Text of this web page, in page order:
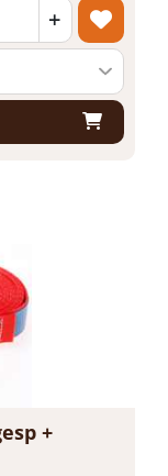
+
+